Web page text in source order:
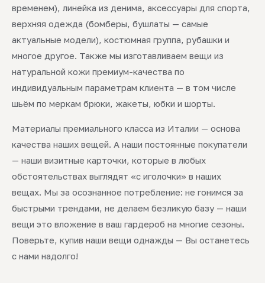
временем), линейка из денима, аксессуары для спорта,
верхняя одежда (бомберы, бушлаты — самые
актуальные модели), костюмная группа, рубашки и
многое другое. Также мы изготавливаем вещи из
натуральной кожи премиум-качества по
индивидуальным параметрам клиента — в том числе
шьём по меркам брюки, жакеты, юбки и шорты.
Материалы премиального класса из Италии — основа
качества наших вещей. А наши постоянные покупатели
— наши визитные карточки, которые в любых
обстоятельствах выглядят «с иголочки» в наших
вещах. Мы за осознанное потребление: не гонимся за
быстрыми трендами, не делаем безликую базу — наши
вещи это вложение в ваш гардероб на многие сезоны.
Поверьте, купив наши вещи однажды — Вы останетесь
с нами надолго!